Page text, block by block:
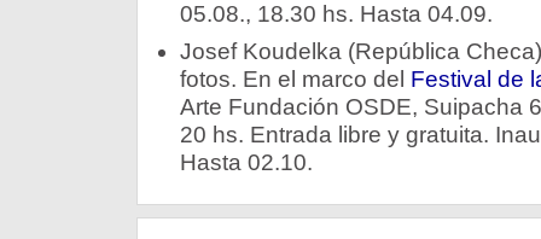
05.08., 18.30 hs. Hasta 04.09.
Josef Koudelka (República
fotos. En el marco del Festival de
Arte Fundación OSDE, Suipacha
20 hs. Entrada libre y gratuita.
Hasta 02.10.